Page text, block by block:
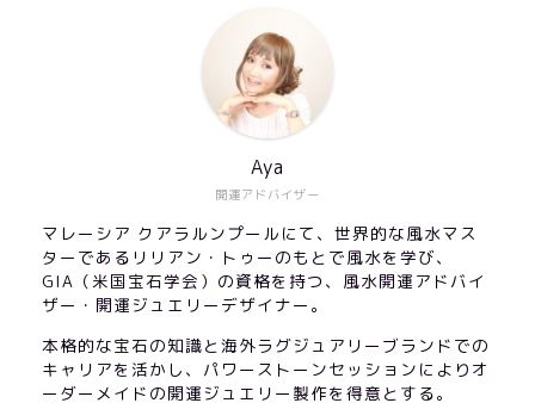
開運アドバイザー
Aya
マレーシア クアラルンプールにて、世界的な風水マス
ターであるリリアン・トゥーのもとで風水を学び、
GIA（米国宝石学会）の資格を持つ、風水開運アドバイ
ザー・開運ジュエリーデザイナー。
本格的な宝石の知識と海外ラグジュアリーブランドでの
キャリアを活かし、パワーストーンセッションによりオ
ーダーメイドの開運ジュエリー製作を得意とする。